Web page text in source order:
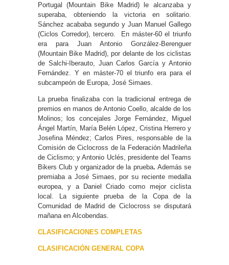
Portugal (Mountain Bike Madrid) le alcanzaba y
superaba, obteniendo la victoria en solitario.
Sánchez acababa segundo y Juan Manuel Gallego
(Ciclos Corredor), tercero. En máster-60 el triunfo
era para Juan Antonio González-Berenguer
(Mountain Bike Madrid), por delante de los ciclistas
de Salchi-Iberauto, Juan Carlos García y Antonio
Fernández. Y en máster-70 el triunfo era para el
subcampeón de Europa, José Simaes.
La prueba finalizaba con la tradicional entrega de
premios en manos de Antonio Coello, alcalde de los
Molinos; los concejales Jorge Fernández, Miguel
Ángel Martín, María Belén López, Cristina Herrero y
Josefina Méndez; Carlos Pires, responsable de la
Comisión de Ciclocross de la Federación Madrileña
de Ciclismo; y Antonio Uclés, presidente del Teams
Bikers Club y organizador de la prueba. Además se
premiaba a José Simaes, por su reciente medalla
europea, y a Daniel Criado como mejor ciclista
local. La siguiente prueba de la Copa de la
Comunidad de Madrid de Ciclocross se disputará
mañana en Alcobendas.
CLASIFICACIONES COMPLETAS
CLASIFICACIÓN GENERAL COPA